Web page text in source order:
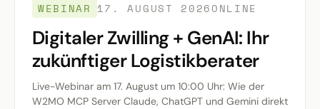
WEBINAR 17. AUGUST 2026ONLINE
Digitaler Zwilling + GenAI: Ihr
zukünftiger Logistikberater
Live-Webinar am 17. August um 10:00 Uhr: Wie der
W2MO MCP Server Claude, ChatGPT und Gemini direkt